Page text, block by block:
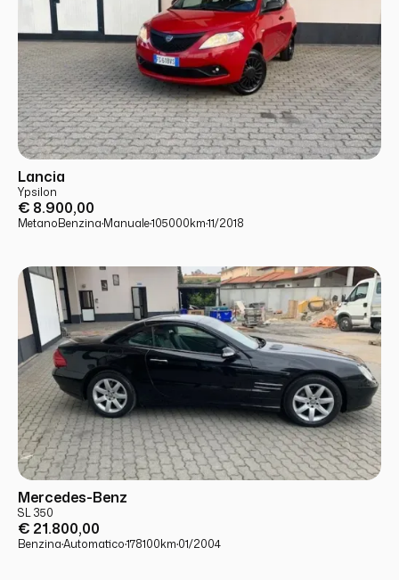
USATO
Lancia
Ypsilon
€ 8.900,00
MetanoBenzina·Manuale·105000km·11/2018
USATO PRONTA CONSEGNA
Mercedes-Benz
SL 350
€ 21.800,00
Benzina·Automatico·178100km·01/2004